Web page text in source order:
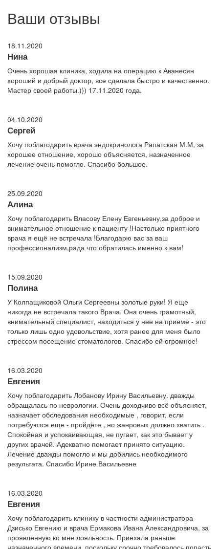
Ваши отзывы
18.11.2020
Нина
Очень хорошая клиника, ходила на операцию к Аванесян
хороший и добрый доктор, все сделала быстро и качественно.
Мастер своей работы.))) 17.11.2020 года.
04.10.2020
Сергей
Хочу поблагодарить врача эндокринолога Рапатская М.М, за
хорошее отношение, хорошо объясняется, назначенное
лечение очень помогло. Спасибо большое.
25.09.2020
Алина
Хочу поблагодарить Власову Елену Евгеньевну,за доброе и
внимательное отношение к пациенту !Настолько приятного
врача я ещё не встречала !Благодарю вас за ваш
профессионализм,рада что обратилась именно к вам!
15.09.2020
Полина
У Колпащиковой Ольги Сергеевны золотые руки! Я еще
никогда не встречала такого Врача. Она очень грамотный,
внимательный специалист, находиться у нее на приеме - это
только лишь одно удовольствие, хотя ранее для меня было
стрессом посещение стоматологов. Спасибо ей огромное!
16.03.2020
Евгения
Хочу поблагодарить Лобанову Ирину Васильевну. дважды
обращалась по неврологии. Очень доходчиво всё объясняет,
назначает обследования необходимые , говорит, если
потребуются еще - пройдёте , но жанровых должно хватить .
Спокойная и успокаивающая, не пугает, как это бывает у
других врачей. Адекватно помогает принято ситуацию.
Лечение дважды помогло и мы добились необходимого
результата. Спасибо Ирине Васильевне
16.03.2020
Евгения
Хочу поблагодарить клинику в частности администратора
Дзисько Евгению и врача Ермакова Ивана Александровича, за
проявленную ко мне лояльность. Приехала раньше